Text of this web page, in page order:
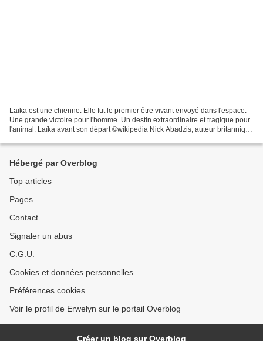
Laïka est une chienne. Elle fut le premier être vivant envoyé dans l'espace.
Une grande victoire pour l'homme. Un destin extraordinaire et tragique pour
l'animal. Laïka avant son départ ©wikipedia Nick Abadzis, auteur britannique
Hébergé par Overblog
Top articles
Pages
Contact
Signaler un abus
C.G.U.
Cookies et données personnelles
Préférences cookies
Voir le profil de Erwelyn sur le portail Overblog
Créer un blog sur Overblog